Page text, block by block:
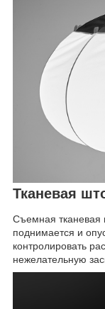
Тканевая
Съемная тканевая
поднимается и
контролировать
нежелательную